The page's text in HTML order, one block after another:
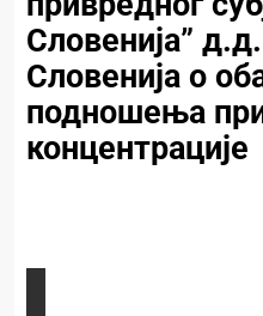
Словенија”
Словенија о
подношења
концентрације